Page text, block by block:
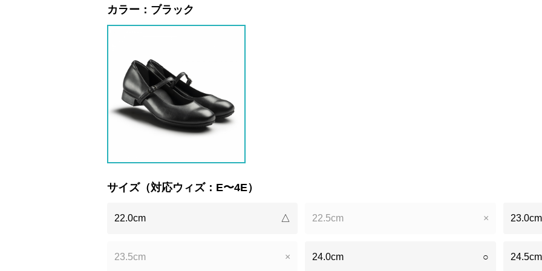
カラー： ブラック
サイズ（対応ウィズ：E〜4E）
22.0cm △ 22.5cm × 23.0cm
23.5cm × 24.0cm ○ 24.5cm